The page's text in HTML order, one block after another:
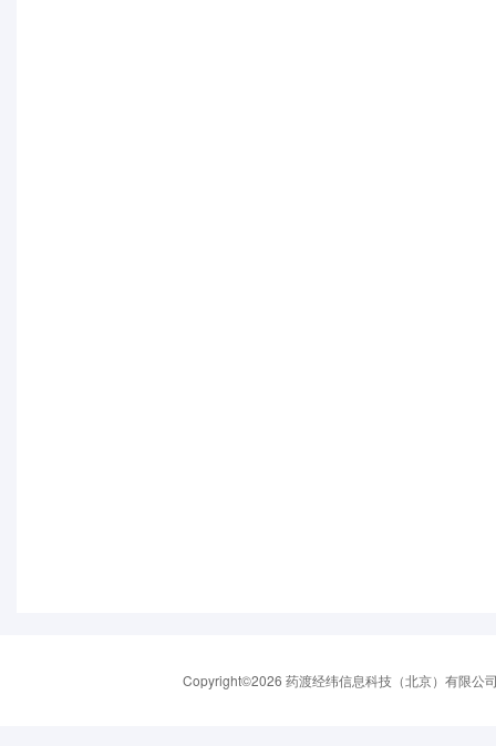
Copyright©2026 药渡经纬信息科技（北京）有限公